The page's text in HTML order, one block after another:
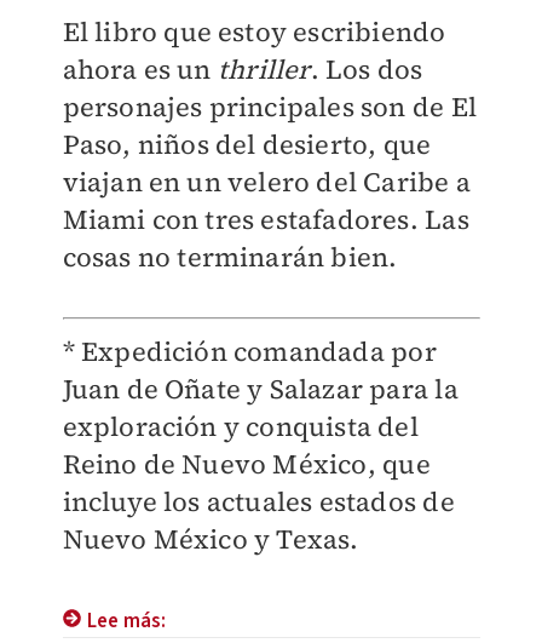
El libro que estoy escribiendo
ahora es un thriller. Los dos
personajes principales son de El
Paso, niños del desierto, que
viajan en un velero del Caribe a
Miami con tres estafadores. Las
cosas no terminarán bien.
* Expedición comandada por
Juan de Oñate y Salazar para la
exploración y conquista del
Reino de Nuevo México, que
incluye los actuales estados de
Nuevo México y Texas.
Lee más: